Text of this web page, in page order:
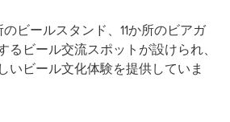
ビールスタンド、11か所のビアガ
るビール交流スポットが設けられ、
いビール文化体験を提供していま